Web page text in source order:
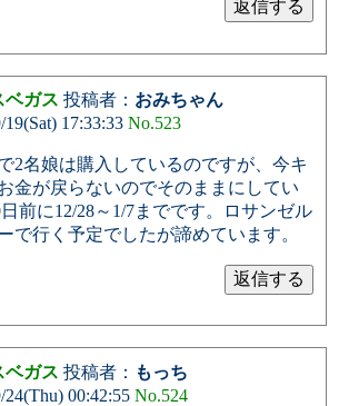
ベガス 投稿者： おみちゃん
17:33:33 No.523
2名娘は購入しているのですが、今キ
金が戻らないのでそのままにしてい
前に12/28～1/7までです。ロサンゼル
で行く予定でしたが諦めています。
ベガス 投稿者： もっち
00:42:55 No.524